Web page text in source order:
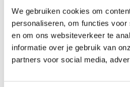
We gebruiken cookies om
personaliseren, om functies voor
en om ons websiteverkeer te
informatie over je gebruik van
partners voor social media,